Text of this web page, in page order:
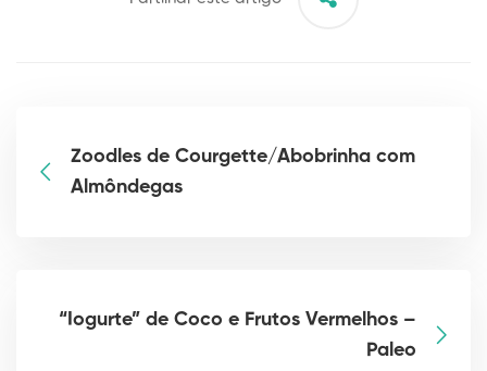
Zoodles de Courgette/Abobrinha com
Almôndegas
“Iogurte” de Coco e Frutos Vermelhos –
Paleo